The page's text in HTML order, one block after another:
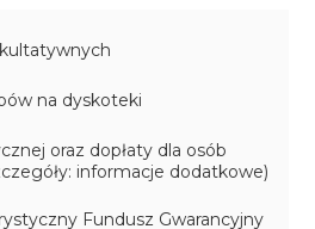
na dyskoteki
oraz dopłaty dla osób
informacje dodatkowe)
Fundusz Gwarancyjny